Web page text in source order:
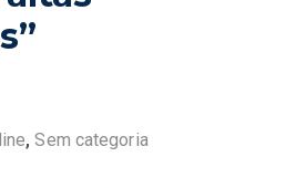
,Sem categoria